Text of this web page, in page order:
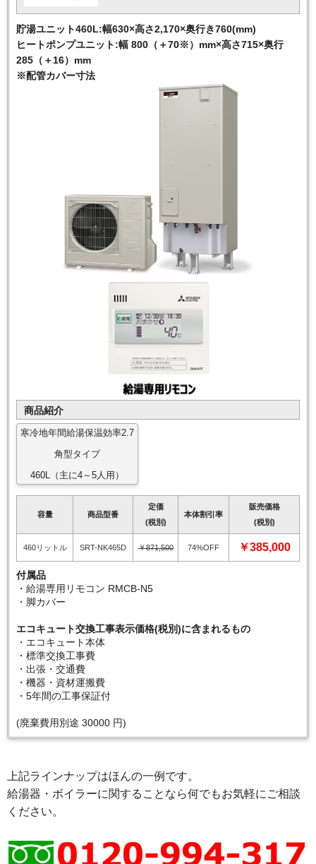
貯湯ユニット460L:幅630×高さ2,170×奥行き760(mm)
ヒートポンプユニット:幅 800（＋70※）mm×高さ715×奥行
285（＋16）mm
※配管カバー寸法
商品紹介
寒冷地年間給湯保温効率2.7
角型タイプ
460L（主に4～5人用）
容量 商品型番
定価
(税別)
本体割引率
販売価格
(税別)
460リットル SRT-NK465D ￥871,500 74%OFF ￥385,000
付属品
・給湯専用リモコン RMCB-N5
・脚カバー
エコキュート交換工事表示価格(税別)に含まれるもの
・エコキュート本体
・標準交換工事費
・出張・交通費
・機器・資材運搬費
・5年間の工事保証付
(廃棄費用別途 30000 円)
上記ラインナップはほんの一例です。
給湯器・ボイラーに関することなら何でもお気軽にご相談
ください。